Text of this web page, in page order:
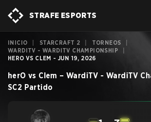
STRAFE ESPORTS
INICIO STARCRAFT 2 TORNEOS
WARDITV - WARDITV CHAMPIONSHIP
HERO VS CLEM - JUN 19, 2026
herO vs Clem –WardiTV - WardiTV
SC2 Partido